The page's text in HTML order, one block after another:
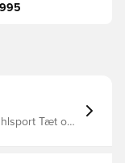
Tæt og